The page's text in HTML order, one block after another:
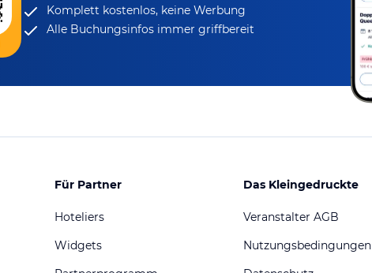
Komplett kostenlos, keine Werbung
Alle Buchungsinfos immer griffbereit
Für Partner
Hoteliers
Widgets
Das Kleingedruckte
Veranstalter AGB
Nutzungsbedingungen